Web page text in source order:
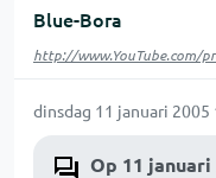
Blue-Bora
http://www.YouTube.com/
dinsdag 11 januari 2005
Op 11 januari